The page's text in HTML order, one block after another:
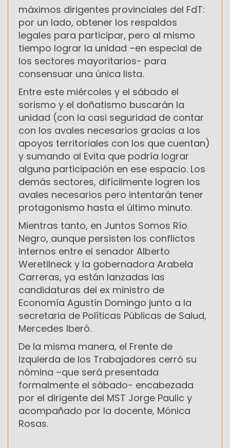
máximos dirigentes provinciales del FdT:
por un lado, obtener los respaldos
legales para participar, pero al mismo
tiempo lograr la unidad –en especial de
los sectores mayoritarios- para
consensuar una única lista.
Entre este miércoles y el sábado el
sorismo y el doñatismo buscarán la
unidad (con la casi seguridad de contar
con los avales necesarios gracias a los
apoyos territoriales con los que cuentan)
y sumando al Evita que podría lograr
alguna participación en ese espacio. Los
demás sectores, difícilmente logren los
avales necesarios pero intentarán tener
protagonismo hasta el último minuto.
Mientras tanto, en Juntos Somos Río
Negro, aunque persisten los conflictos
internos entre el senador Alberto
Weretilneck y la gobernadora Arabela
Carreras, ya están lanzadas las
candidaturas del ex ministro de
Economía Agustín Domingo junto a la
secretaria de Políticas Públicas de Salud,
Mercedes Iberó.
De la misma manera, el Frente de
Izquierda de los Trabajadores cerró su
nómina –que será presentada
formalmente el sábado- encabezada
por el dirigente del MST Jorge Paulic y
acompañado por la docente, Mónica
Rosas.